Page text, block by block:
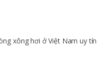
xông hơi ở Việt Nam uy tín